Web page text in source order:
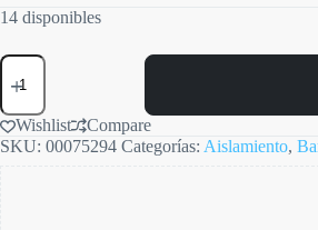
14 disponibles
Barrera
Gingival
Wishlist
Compare
SKU: 00075294 Categorías: Aislamiento,